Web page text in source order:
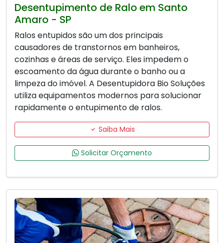
Desentupimento de Ralo em Santo
Amaro - SP
Ralos entupidos são um dos principais
causadores de transtornos em banheiros,
cozinhas e áreas de serviço. Eles impedem o
escoamento da água durante o banho ou a
limpeza do imóvel. A Desentupidora Bio Soluções
utiliza equipamentos modernos para solucionar
rapidamente o entupimento de ralos.
Saiba Mais
Solicitar Orçamento